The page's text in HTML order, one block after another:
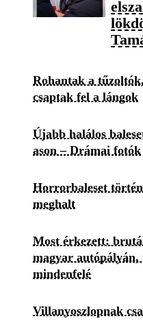
Rohantak a
csaptak fel a lángok
Újabb halálos
ason – Drámai fotók
Horrorbaleset
meghalt
Most érkezett:
magyar autópályán,
mindenfelé
Villanyoszlopnak